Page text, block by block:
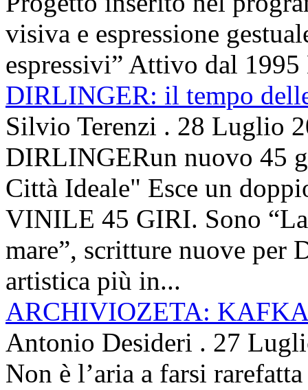
visiva e espressione
espressivi” Attivo dal 1995
DIRLINGER: il tempo
Silvio Terenzi . 28 Luglio
DIRLINGERun nuovo 45
Città Ideale" Esce un
VINILE 45 GIRI. Sono
mare”, scritture nuove per
artistica più in...
ARCHIVIOZETA:
Antonio Desideri . 27
Non è l’aria a farsi